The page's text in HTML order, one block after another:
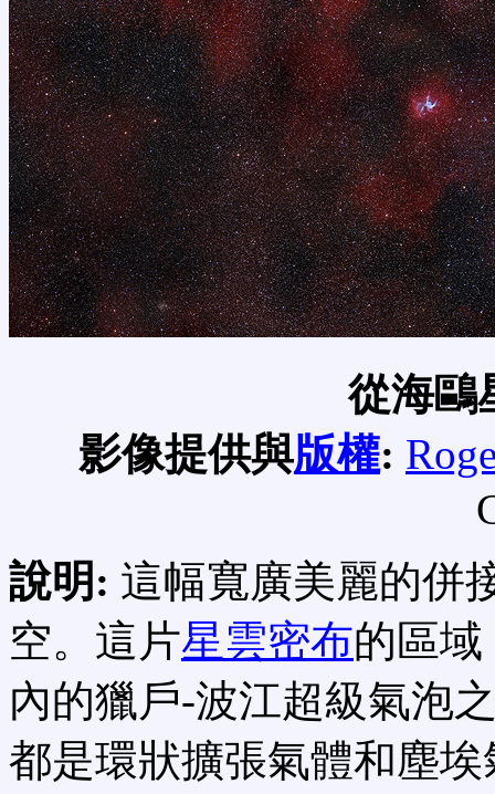
從海鷗
影像提供與版權:
說明: 這幅寬廣美麗的併
空。這片星雲密布的區
內的獵戶-波江超級氣泡
都是環狀擴張氣體和塵